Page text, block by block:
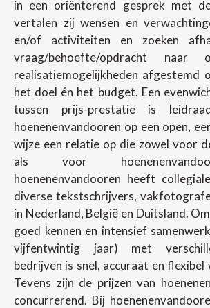
in een oriënterend gesprek met
vertalen zij wensen en
en/of activiteiten en zoeken
vraag/behoefte/opdracht naar
realisatiemogelijkheden afgestemd
het doel én het budget. Een
tussen prijs-prestatie is
hoenenenvandooren op een open,
wijze een relatie op die zowel voor
als voor
hoenenenvandooren heeft
diverse tekstschrijvers,
in Nederland, België en Duitsland.
goed kennen en intensief
vijfentwintig jaar) met
bedrijven is snel, accuraat en flexibel
Tevens zijn de prijzen van
concurrerend. Bij